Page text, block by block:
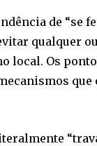
de “se
qualquer
local. Os